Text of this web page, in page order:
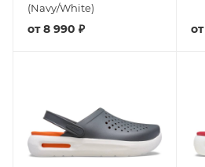
(Navy/White)
от8 990 ₽ от